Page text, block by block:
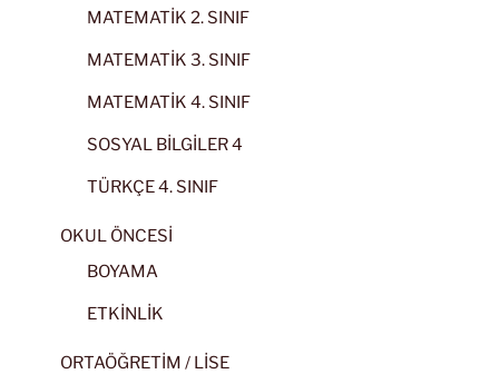
MATEMATİK 2. SINIF
MATEMATİK 3. SINIF
MATEMATİK 4. SINIF
SOSYAL BİLGİLER 4
TÜRKÇE 4. SINIF
OKUL ÖNCESİ
BOYAMA
ETKİNLİK
ORTAÖĞRETİM / LİSE